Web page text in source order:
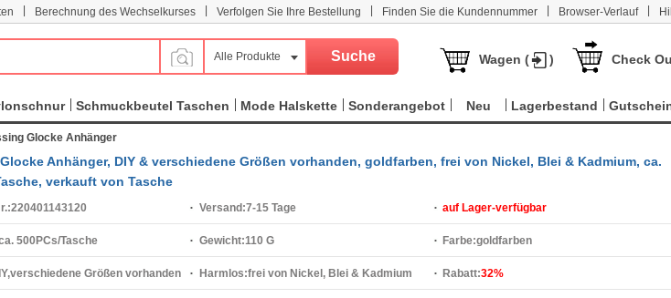
Berechnung des Wechselkurses Verfolgen Sie Ihre Bestellung Finden Sie die Kundennummer Browser-Verlauf
Alle Produkte Wagen ( ) Check
Schmuckbeutel Taschen Mode Halskette Sonderangebot Neu Lagerbestand
Glocke Anhänger
Anhänger, DIY & verschiedene Größen vorhanden, goldfarben, frei von Nickel, Blei & Kadmium, ca.
verkauft von Tasche
220401143120 Versand:7-15 Tage auf Lager-verfügbar
500PCs/Tasche Gewicht:110 G Farbe:goldfarben
Größen vorhanden Harmlos:frei von Nickel, Blei & Kadmium Rabatt:32%